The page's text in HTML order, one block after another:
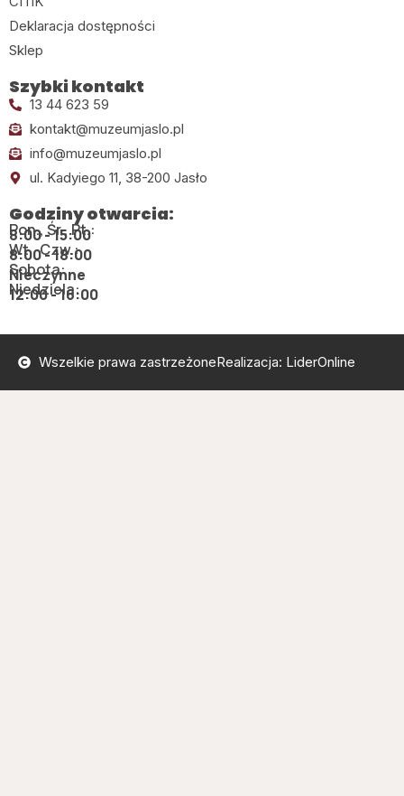
Deklaracja dostępności
Sklep
Szybki kontakt
13 44 623 59
kontakt@muzeumjaslo.pl
info@muzeumjaslo.pl
ul. Kadyiego 11, 38-200 Jasło
Godziny otwarcia:
Pon., Śr., Pt.:
8:00 - 15:00
Wt., Czw.:
8:00 - 18:00
Sobota:
Nieczynne
Niedziela:
12:00 - 16:00
Wszelkie prawa zastrzeżoneRealizacja: LiderOnline